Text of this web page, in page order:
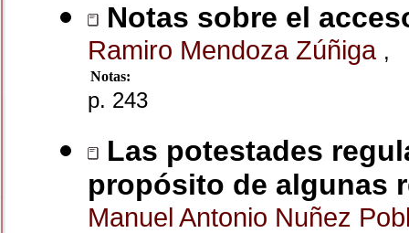
Notas sobre el
Ramiro Mendoza Zúñiga ,
Notas:
p. 243
Las potestades
propósito de algunas
Manuel Antonio Nuñez